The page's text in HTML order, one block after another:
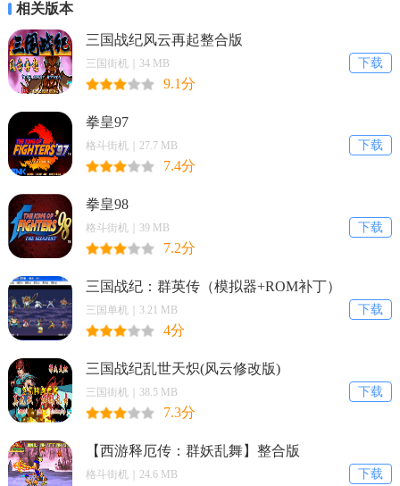
等，可对学生进行智能化的帮助与打分。
3、通过APP，老师可以创建班级并对班级进行管理，并对学生的
个人资料进行存档，便于管理。
4、名师授课，深入浅出，全面掌握钢琴知识，帮助学员对所学内
容的理解和掌握。
软件评测
1、这是一个很有用的音乐学习软件，其中有大量的高质量的视频
教学，所有的课程都有专门的老师。
2、为你提供了大量的智能学习助手，让你能够随心所欲地学习钢
琴，非常的便捷。
相关版本
三国战纪风云再起整合版
下载
三国街机｜34 MB
9.1分
拳皇97
下载
格斗街机｜27.7 MB
7.4分
拳皇98
下载
格斗街机｜39 MB
7.2分
三国战纪：群英传（模拟器+ROM补丁）
下载
三国单机｜3.21 MB
4分
三国战纪乱世天炽(风云修改版)
下载
三国街机｜38.5 MB
7.3分
【西游释厄传：群妖乱舞】整合版
下载
格斗街机｜24.6 MB